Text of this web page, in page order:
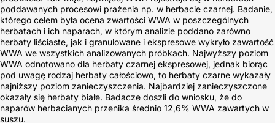
poddawanych procesowi prażenia np. w herbacie czarnej. Badanie,
którego celem była ocena zwartości WWA w poszczególnych
herbatach i ich naparach, w którym analizie poddano zarówno
herbaty liściaste, jak i granulowane i ekspresowe wykryło zawartość
WWA we wszystkich analizowanych próbkach. Najwyższy poziom
WWA odnotowano dla herbaty czarnej ekspresowej, jednak biorąc
pod uwagę rodzaj herbaty całościowo, to herbaty czarne wykazały
najniższy poziom zanieczyszczenia. Najbardziej zanieczyszczone
okazały się herbaty białe. Badacze doszli do wniosku, że do
naparów herbacianych przenika średnio 12,6% WWA zawartych w
suszu.